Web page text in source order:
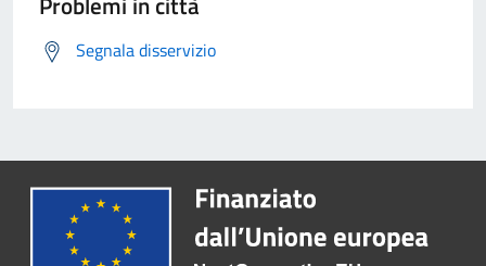
Segnala disservizio